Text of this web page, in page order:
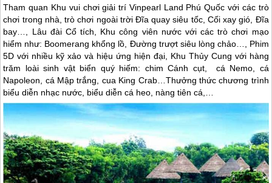
Tham quan Khu vui chơi giải trí Vinpearl Land Phú Quốc với các trò
chơi trong nhà, trò chơi ngoài trời Đĩa quay siêu tốc, Cối xay gió, Đĩa
bay…, Lâu đài Cổ tích, Khu công viên nước với các trò chơi mạo
hiểm như: Boomerang khổng lồ, Đường trượt siêu lòng chảo…, Phim
5D với nhiều kỹ xảo và hiệu ứng hiện đại, Khu Thủy Cung với hàng
trăm loài sinh vật biển quý hiếm: chim Cánh cụt, cá Nemo, cá
Napoleon, cá Mập trắng, cua King Crab…Thưởng thức chương trình
biểu diễn nhạc nước, biểu diễn cá heo, nàng tiên cá,…